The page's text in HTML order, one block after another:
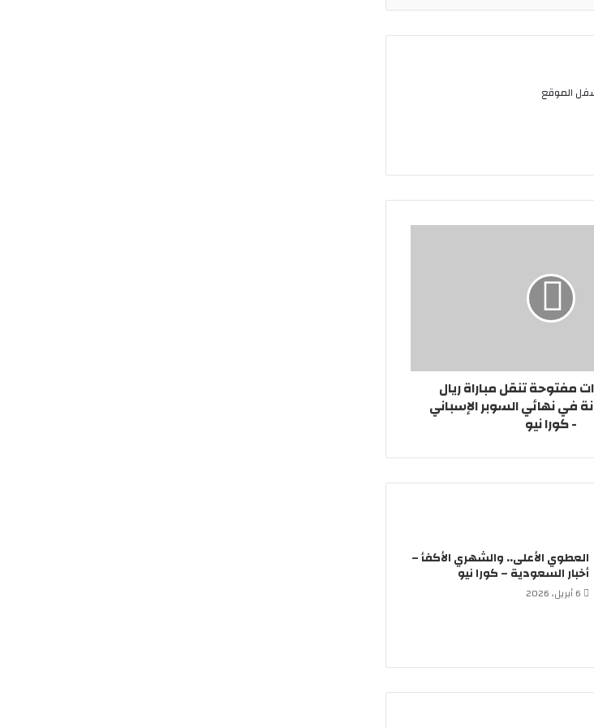
الموقع
مفتوحة تنقل مباراة ريال
في نهائي السوبر الإسباني
- كورا نيو
العطوي الأعلى.. والشهري الأكفأ –
أخبار السعودية – كورا نيو
6 أبريل، 2026